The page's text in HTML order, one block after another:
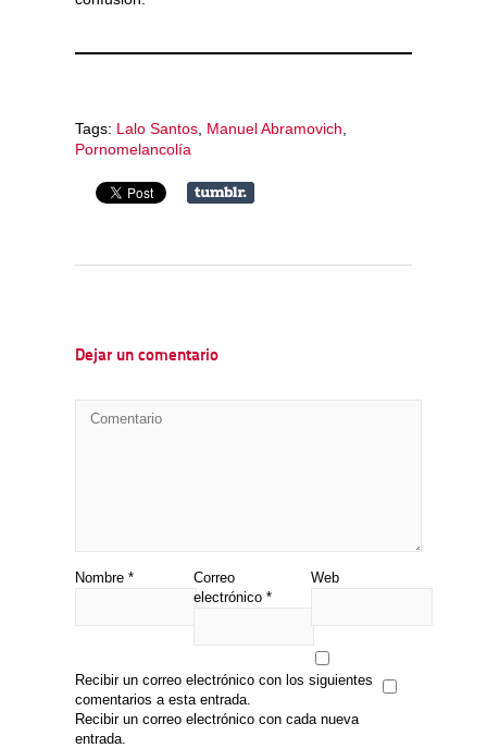
Tags: Lalo Santos Manuel Abramovich
Pornomelancolía
Dejar un comentario
Nombre *
Correo
electrónico *
Web
Recibir un correo electrónico con los siguientes
comentarios a esta entrada.
Recibir un correo electrónico con cada nueva
entrada.